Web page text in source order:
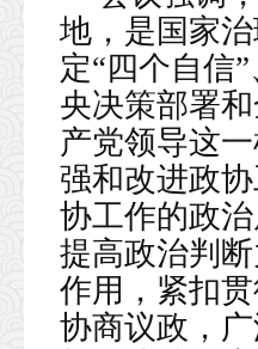
地，是国家
定“四个自信
央决策部署
产党领导这
强和改进政
协工作的政
提高政治判
作用，紧扣
协商议政，